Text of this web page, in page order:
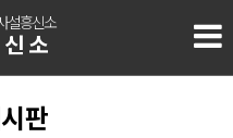
설흥신소
소
판